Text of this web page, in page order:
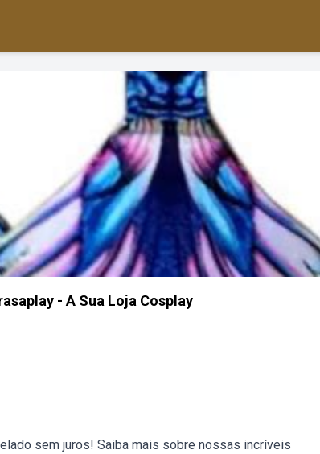
- A Sua Loja Cosplay
sem juros! Saiba mais sobre nossas incríveis